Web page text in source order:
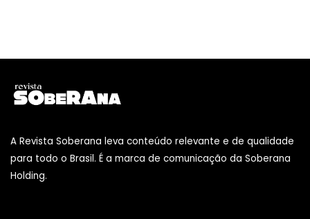
A Revista Soberana leva conteúdo relevante e de qualidade
para todo o Brasil. É a marca de comunicação da Soberana
Holding.